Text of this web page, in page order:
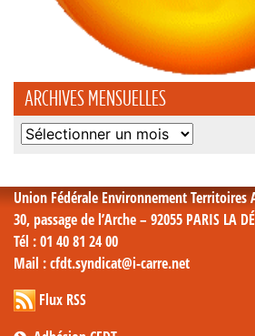
ARCHIVES MENSUELLES
Archives
Union Fédérale Environnement Territoires
30, passage de l’Arche – 92055 PARIS LA
Tél : 01 40 81 24 00
Mail : cfdt.syndicat@i-carre.net
Flux RSS